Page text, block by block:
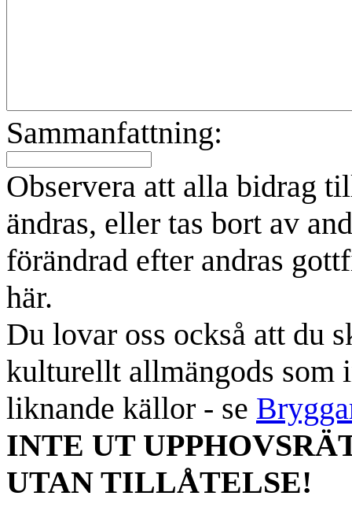
Sammanfattning:
Observera att alla bidrag
ändras, eller tas bort av
förändrad efter andras
här.
Du lovar oss också att du
kulturellt allmängods som
liknande källor - se
INTE UT
UTAN TILLÅTELSE!